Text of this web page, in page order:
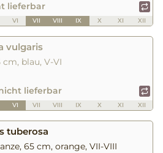
lieferbar
VI VII VIII IX X XI XII
vulgaris
cm, blau, V-VI
nicht lieferbar
VI VII VIII IX X XI XII
tuberosa
65 cm, orange, VII-VIII